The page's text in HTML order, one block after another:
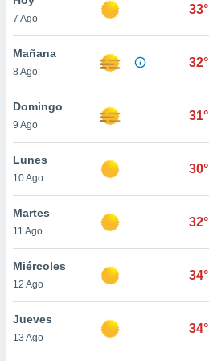
y
en
más
de
7 Ago
33°
Mañana
8 Ago
32°
Domingo
9 Ago
31°
Lunes
10 Ago
30°
Martes
11 Ago
32°
Miércoles
12 Ago
34°
Jueves
13 Ago
34°